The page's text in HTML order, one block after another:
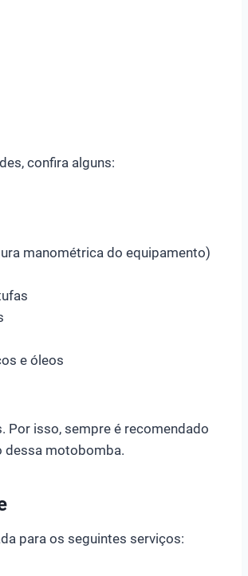
confira alguns:
manométrica do equipamento)
e óleos
Por isso, sempre é recomendado
dessa motobomba.
para os seguintes serviços: